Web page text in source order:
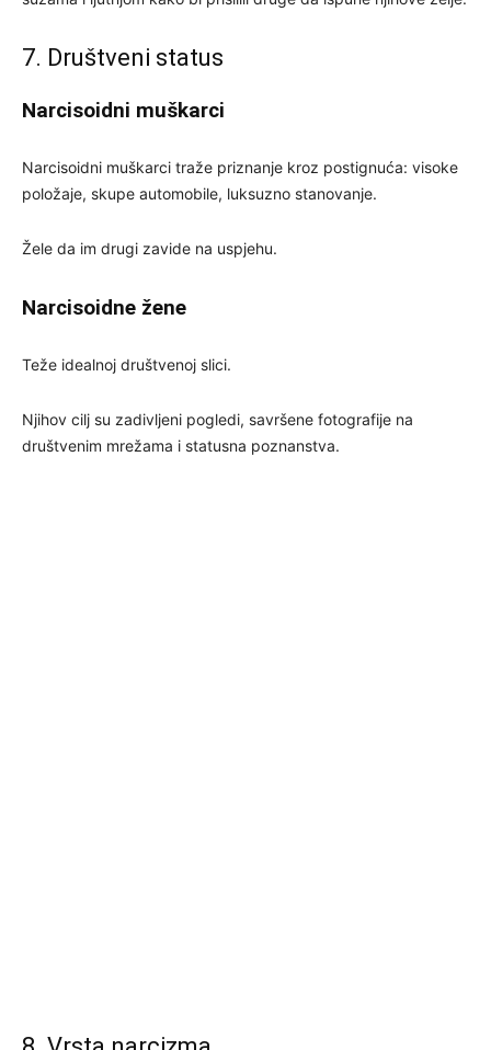
7. Društveni status
Narcisoidni muškarci
Narcisoidni muškarci traže priznanje kroz postignuća: visoke
položaje, skupe automobile, luksuzno stanovanje.
Žele da im drugi zavide na uspjehu.
Narcisoidne žene
Teže idealnoj društvenoj slici.
Njihov cilj su zadivljeni pogledi, savršene fotografije na
društvenim mrežama i statusna poznanstva.